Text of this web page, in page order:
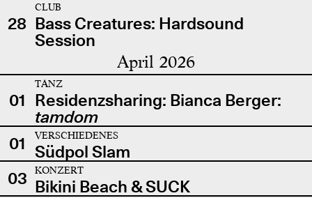
28
CLUB
Bass Creatures: Hardsound
Session
April 2026
01
TANZ
Residenzsharing: Bianca Berger:
tamdom
01
VERSCHIEDENES
Südpol Slam
03
KONZERT
Bikini Beach & SUCK